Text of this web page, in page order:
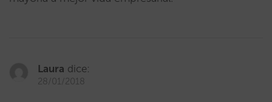
Laura dice:
28/01/2018